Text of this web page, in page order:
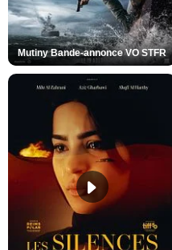
Mutiny Bande-annonce VO STFR